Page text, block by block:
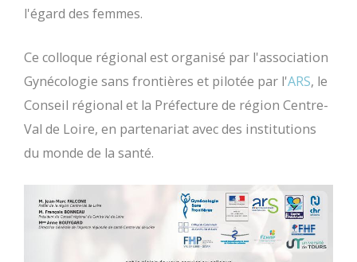
l'égard des femmes.
Ce colloque régional est organisé par l'association
Gynécologie sans frontières et pilotée par l'ARS, le
Conseil régional et la Préfecture de région Centre-
Val de Loire, en partenariat avec des institutions
du monde de la santé.